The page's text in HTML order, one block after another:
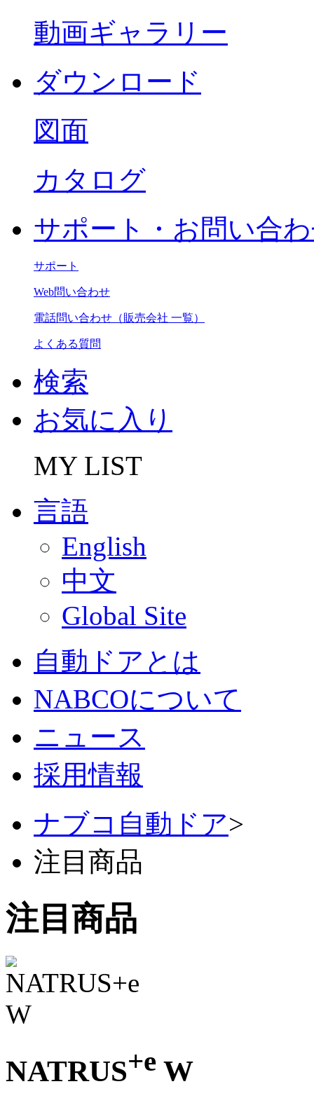
動画ギャラリー
ダウンロード
図面
カタログ
サポート・お問い合
サポート
Web問い合わせ
電話問い合わせ（販売会社 一覧）
よくある質問
検索
お気に入り
MY LIST
言語
English
中文
Global Site
自動ドアとは
NABCOについて
ニュース
採用情報
ナブコ自動ドア>
注目商品
注目商品
NATRUS+e W